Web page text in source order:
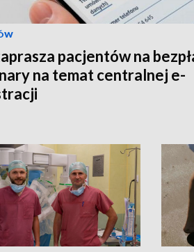
pacjentów na
na temat centralnej e-